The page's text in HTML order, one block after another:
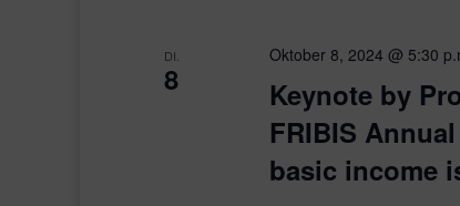
DI.
8
Oktober 8, 2024 @ 5:30
Keynote by
FRIBIS
basic income